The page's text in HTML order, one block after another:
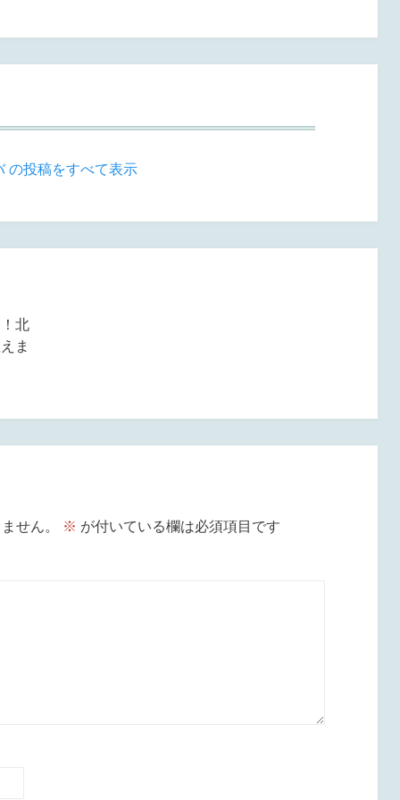
の投稿をすべて表示
北
ま
せん。 ※ が付いている欄は必須項目です